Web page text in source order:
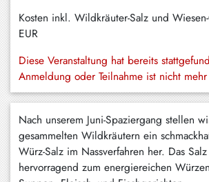
Kosten inkl. Wildkräuter-Salz und
EUR
Diese Veranstaltung hat bereits
Anmeldung oder Teilnahme ist nicht
Nach unserem Juni-Spaziergang stellen
gesammelten Wildkräutern ein
Würz-Salz im Nassverfahren her. Das
hervorragend zum energiereichen
Schaftlach
Waakirchen
Schliersee
Tegernsee
Warngau
/
Wall